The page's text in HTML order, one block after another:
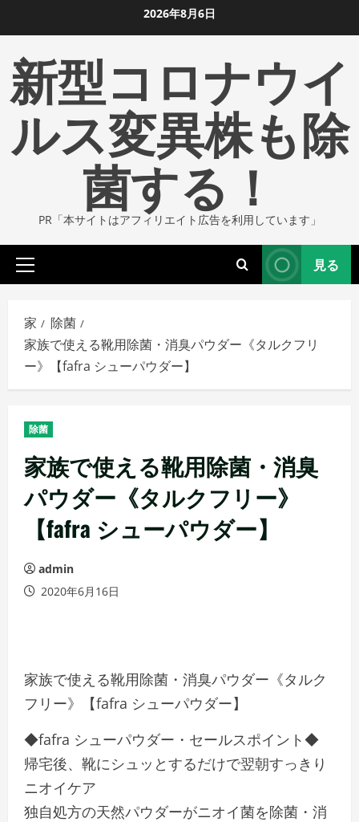
ン
ツ
ま
2026年8月6日
新型コロナウイ
ルス変異株も除
菌する！
PR「本サイトはアフィリエイト広告を利用しています」
プ
イ
マ
リ
ニ
ー
見る
家
除菌
家族で使える靴用除菌・消臭パウダー《タルクフリ
ー》【fafra シューパウダー】
除菌
家族で使える靴用除菌・消臭
パウダー《タルクフリー》
【fafra シューパウダー】
admin
2020年6月16日
家族で使える靴用除菌・消臭パウダー《タルク
フリー》【fafra シューパウダー】
◆fafra シューパウダー・セールスポイント◆
帰宅後、靴にシュッとするだけで翌朝すっきり
ニオイケア
独自処方の天然パウダーがニオイ菌を除菌・消